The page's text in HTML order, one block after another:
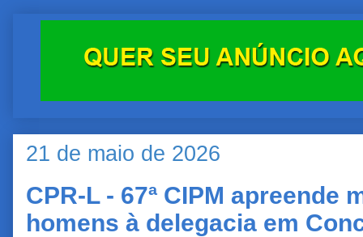
21 de maio de 2026
CPR-L - 67ª CIPM apreende
homens à delegacia em